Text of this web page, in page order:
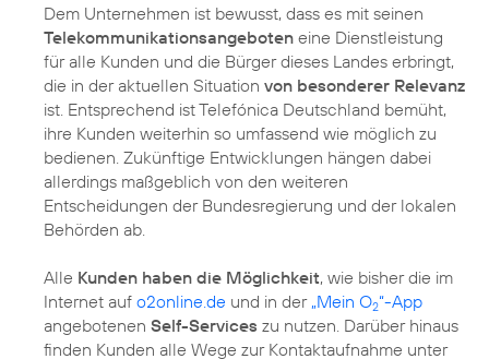
Dem Unternehmen ist bewusst, dass es mit seinen
Tele­kommuni­kations­angeboten eine Dienstleistung
für alle Kunden und die Bürger dieses Landes erbringt,
die in der aktuellen Situation von besonderer Relevanz
ist. Entsprechend ist Telefónica Deutschland bemüht,
ihre Kunden weiterhin so umfassend wie möglich zu
bedienen. Zukünftige Entwicklungen hängen dabei
allerdings maßgeblich von den weiteren
Entscheidungen der Bundesregierung und der lokalen
Behörden ab.
Alle Kunden haben die Möglichkeit, wie bisher die im
Internet auf o2online.de und in der „Mein O2“-App
angebotenen Self-Services zu nutzen. Darüber hinaus
finden Kunden alle Wege zur Kontaktaufnahme unter